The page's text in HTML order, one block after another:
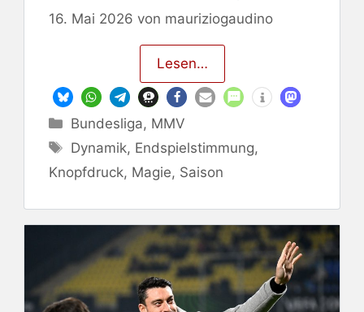
16. Mai 2026 von mauriziogaudino
Lesen…
Kategorien
Bundesliga, MMV
Schlagwörter
Dynamik, Endspielstimmung,
Knopfdruck, Magie, Saison